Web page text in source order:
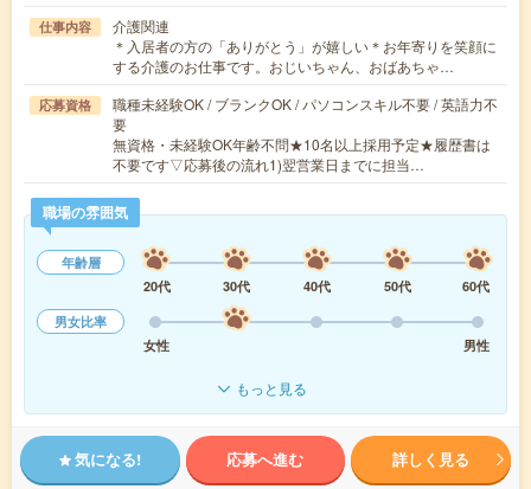
仕事内容
介護関連
＊入居者の方の「ありがとう」が嬉しい＊お年寄りを笑顔に
する介護のお仕事です。おじいちゃん、おばあちゃ…
応募資格
職種未経験OK / ブランクOK / パソコンスキル不要 / 英語力不
要
無資格・未経験OK年齢不問★10名以上採用予定★履歴書は
不要です▽応募後の流れ1)翌営業日までに担当…
職場の雰囲気
年齢層
20代
30代 40代 50代
60代
男女比率
女性
男性
もっと見る
気になる! 応募へ進む 詳しく見る